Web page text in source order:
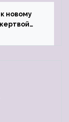
новому